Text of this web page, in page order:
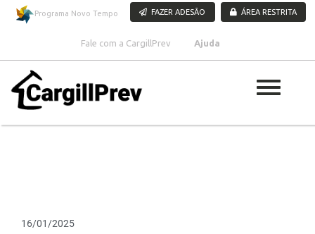
Pular para o conteúdo
Programa Novo Tempo FAZER ADESÃO ÁREA RESTRITA
Fale com a CargillPrev Ajuda
16/01/2025